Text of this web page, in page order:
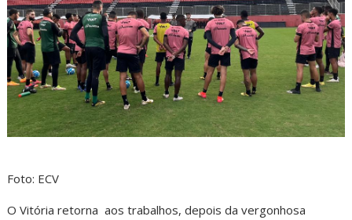
Foto: ECV
O Vitória retorna aos trabalhos, depois da vergonhosa